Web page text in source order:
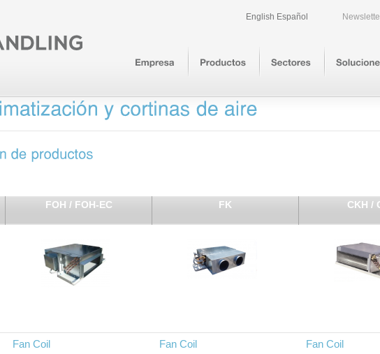
English Español
FOH / FOH-EC
Fan Coil
FK
Fan Coil
CKH /
Fan Coil